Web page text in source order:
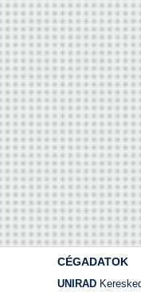
CÉGADATOK
UNIRAD